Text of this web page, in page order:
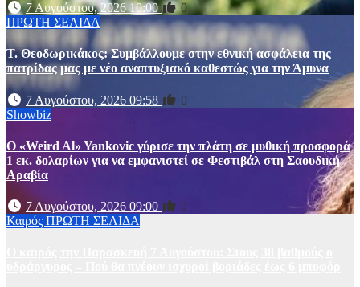
7 Αυγούστου, 2026 10:00
0
ΠΡΩΤΗ ΣΕΛΙΔΑ
Τ. Θεοδωρικάκος: Συμβάλλουμε στην εθνική ασφάλεια της
πατρίδας μας με νέο αναπτυξιακό καθεστώς για την Άμυνα
7 Αυγούστου, 2026 09:58
0
Showbiz
Ο «Weird Al» Yankovic γύρισε την πλάτη σε μυθική προσφορά
1 εκ. δολαρίων για να εμφανιστεί σε Φεστιβάλ στη Σαουδική
Αραβία
7 Αυγούστου, 2026 09:00
0
Καιρός ΠΡΩΤΗ ΣΕΛΙΔΑ